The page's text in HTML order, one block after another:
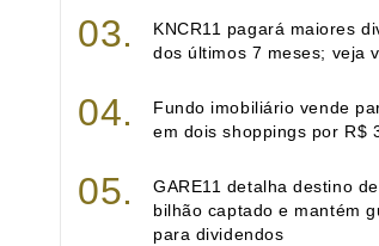
KNCR11 pagará maiores
dos últimos 7 meses; veja
Fundo imobiliário vende
em dois shoppings por R$
GARE11 detalha destino
bilhão captado e mantém
para dividendos